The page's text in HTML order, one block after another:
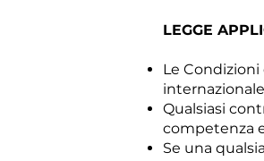
LEGGE
Le
Qualsiasi
competenza
Se una